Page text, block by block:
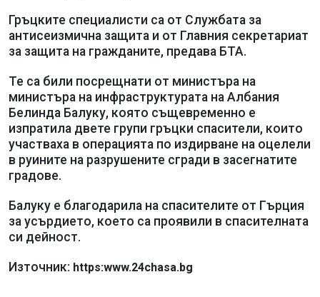
Гръцките специалисти са от Службата за
антисеизмична защита и от Главния секретариат
за защита на гражданите, предава БТА.
Те са били посрещнати от министъра на
министъра на инфраструктурата на Албания
Белинда Балуку, която същевременно е
изпратила двете групи гръцки спасители, които
участваха в операцията по издирване на оцелели
в руините на разрушените сгради в засегнатите
градове.
Балуку е благодарила на спасителите от Гърция
за усърдието, което са проявили в спасителната
си дейност.
Източник: https:www.24chasa.bg